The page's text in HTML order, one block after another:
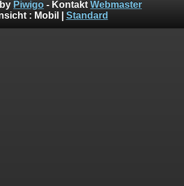
Piwigo - Kontakt Webmaster
: Mobil Standard